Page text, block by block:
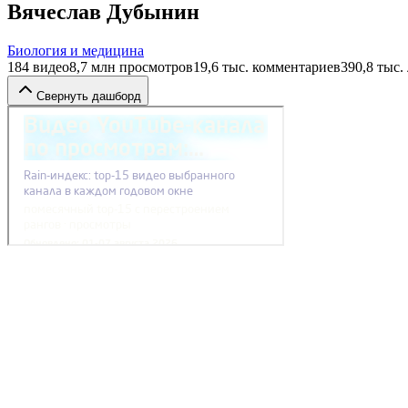
Вячеслав Дубынин
Биология и медицина
184 видео8,7 млн просмотров19,6 тыс. комментариев390,8 тыс.
Свернуть дашборд